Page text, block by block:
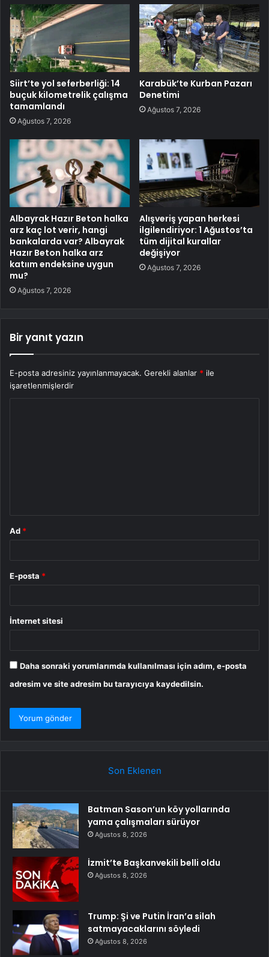
Siirt’te yol seferberliği: 14
buçuk kilometrelik çalışma
tamamlandı
Ağustos 7, 2026
Karabük’te Kurban Pazarı
Denetimi
Ağustos 7, 2026
Albayrak Hazır Beton halka
arz kaç lot verir, hangi
bankalarda var? Albayrak
Hazır Beton halka arz
katıım endeksine uygun
mu?
Ağustos 7, 2026
Alışveriş yapan herkesi
ilgilendiriyor: 1 Ağustos’ta
tüm dijital kurallar
değişiyor
Ağustos 7, 2026
Bir yanıt yazın
E-posta adresiniz yayınlanmayacak. Gerekli alanlar * ile
işaretlenmişlerdir
Ad *
E-posta *
İnternet sitesi
Daha sonraki yorumlarımda kullanılması için adım, e-posta
adresim ve site adresim bu tarayıcıya kaydedilsin.
Son Eklenen
Batman Sason’un köy yollarında
yama çalışmaları sürüyor
Ağustos 8, 2026
İzmit’te Başkanvekili belli oldu
Ağustos 8, 2026
Trump: Şi ve Putin İran’a silah
satmayacaklarını söyledi
Ağustos 8, 2026